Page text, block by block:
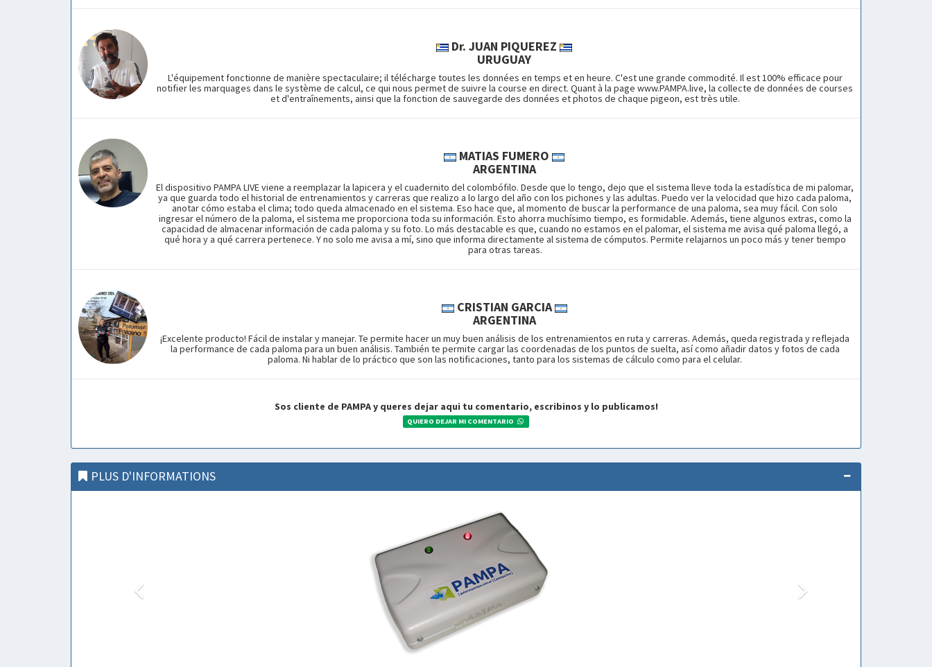
Dr. JUAN PIQUEREZ
URUGUAY
L'équipement fonctionne de manière spectaculaire; il télécharge toutes les données en temps et en heure. C'est une grande commodité. Il est 100% efficace pour
notifier les marquages dans le système de calcul, ce qui nous permet de suivre la course en direct. Quant à la page www.PAMPA.live, la collecte de données de courses
et d'entraînements, ainsi que la fonction de sauvegarde des données et photos de chaque pigeon, est très utile.
MATIAS FUMERO
ARGENTINA
El dispositivo PAMPA LIVE viene a reemplazar la lapicera y el cuadernito del colombófilo. Desde que lo tengo, dejo que el sistema lleve toda la estadística de mi palomar,
ya que guarda todo el historial de entrenamientos y carreras que realizo a lo largo del año con los pichones y las adultas. Puedo ver la velocidad que hizo cada paloma,
anotar cómo estaba el clima; todo queda almacenado en el sistema. Eso hace que, al momento de buscar la performance de una paloma, sea muy fácil. Con solo
ingresar el número de la paloma, el sistema me proporciona toda su información. Esto ahorra muchísimo tiempo, es formidable. Además, tiene algunos extras, como la
capacidad de almacenar información de cada paloma y su foto. Lo más destacable es que, cuando no estamos en el palomar, el sistema me avisa qué paloma llegó, a
qué hora y a qué carrera pertenece. Y no solo me avisa a mí, sino que informa directamente al sistema de cómputos. Permite relajarnos un poco más y tener tiempo
para otras tareas.
CRISTIAN GARCIA
ARGENTINA
¡Excelente producto! Fácil de instalar y manejar. Te permite hacer un muy buen análisis de los entrenamientos en ruta y carreras. Además, queda registrada y reflejada
la performance de cada paloma para un buen análisis. También te permite cargar las coordenadas de los puntos de suelta, así como añadir datos y fotos de cada
paloma. Ni hablar de lo práctico que son las notificaciones, tanto para los sistemas de cálculo como para el celular.
Sos cliente de PAMPA y queres dejar aqui tu comentario, escribinos y lo publicamos!
QUIERO DEJAR MI COMENTARIO
PLUS D'INFORMATIONS